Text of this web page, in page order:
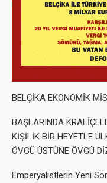
BELÇİKA EKONOMİK
BAŞLARINDA
KİŞİLİK BİR HEYETLE
ÖVGÜ ÜSTÜNE ÖVGÜ
Emperyalistlerin Yeni